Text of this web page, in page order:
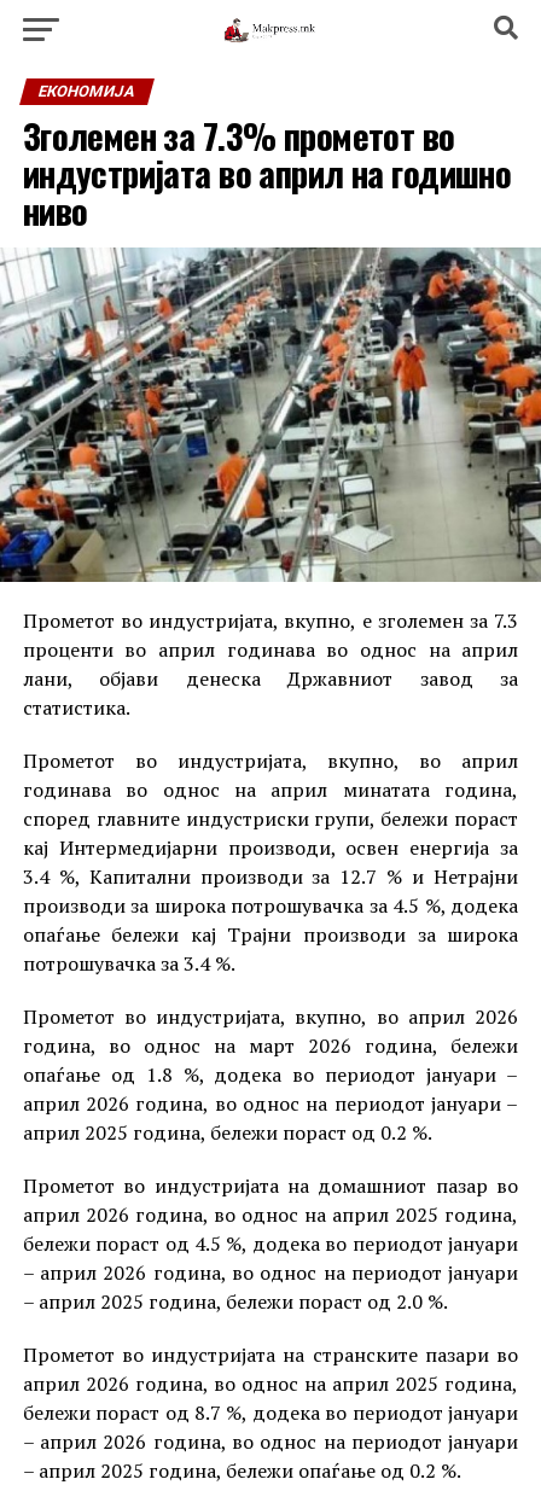
ЕКОНОМИЈА
Зголемен за 7.3% прометот во
индустријата во април на годишно
ниво
Прометот во индустријата, вкупно, е зголемен за 7.3
проценти во април годинава во однос на април
лани, објави денеска Државниот завод за
статистика.
Прометот во индустријата, вкупно, во април
годинава во однос на април минатата година,
според главните индустриски групи, бележи пораст
кај Интермедијарни производи, освен енергија за
3.4 %, Капитални производи за 12.7 % и Нетрајни
производи за широка потрошувачка за 4.5 %, додека
опаѓање бележи кај Трајни производи за широка
потрошувачка за 3.4 %.
Прометот во индустријата, вкупно, во април 2026
година, во однос на март 2026 година, бележи
опаѓање од 1.8 %, додека во периодот јануари –
април 2026 година, во однос на периодот јануари –
април 2025 година, бележи пораст од 0.2 %.
Прометот во индустријата на домашниот пазар во
април 2026 година, во однос на април 2025 година,
бележи пораст од 4.5 %, додека во периодот јануари
– април 2026 година, во однос на периодот јануари
– април 2025 година, бележи пораст од 2.0 %.
Прометот во индустријата на странските пазари во
април 2026 година, во однос на април 2025 година,
бележи пораст од 8.7 %, додека во периодот јануари
– април 2026 година, во однос на периодот јануари
– април 2025 година, бележи опаѓање од 0.2 %.